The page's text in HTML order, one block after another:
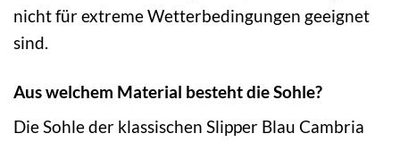
nicht für extreme Wetterbedingungen geeignet
sind.
Aus welchem Material besteht die Sohle?
Die Sohle der klassischen Slipper Blau Cambria